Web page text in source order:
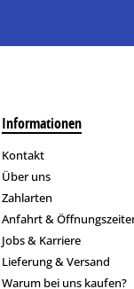
Informationen
Kontakt
Über uns
Zahlarten
Anfahrt &
Jobs & Karriere
Lieferung & Versand
Warum bei uns kaufen?